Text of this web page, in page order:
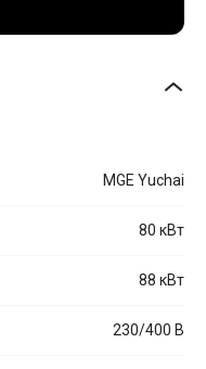
MGE Yuchai
80 кВт
88 кВт
230/400 В